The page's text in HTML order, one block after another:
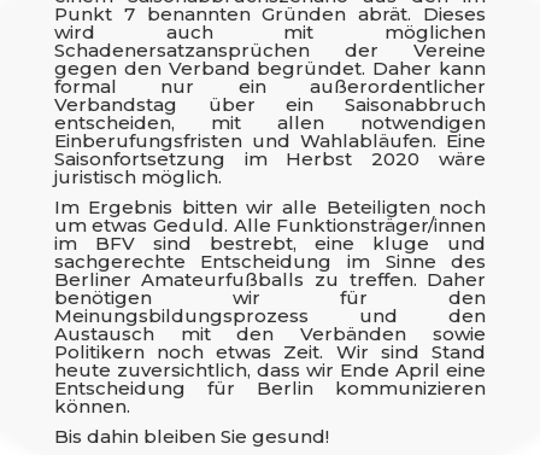
Punkt 7 benannten Gründen abrät. Dieses
wird auch mit möglichen
Schadenersatzansprüchen der Vereine
gegen den Verband begründet. Daher kann
formal nur ein außerordentlicher
Verbandstag über ein Saisonabbruch
entscheiden, mit allen notwendigen
Einberufungsfristen und Wahlabläufen. Eine
Saisonfortsetzung im Herbst 2020 wäre
juristisch möglich.
Im Ergebnis bitten wir alle Beteiligten noch
um etwas Geduld. Alle Funktionsträger/innen
im BFV sind bestrebt, eine kluge und
sachgerechte Entscheidung im Sinne des
Berliner Amateurfußballs zu treffen. Daher
benötigen wir für den
Meinungsbildungsprozess und den
Austausch mit den Verbänden sowie
Politikern noch etwas Zeit. Wir sind Stand
heute zuversichtlich, dass wir Ende April eine
Entscheidung für Berlin kommunizieren
können.
Bis dahin bleiben Sie gesund!